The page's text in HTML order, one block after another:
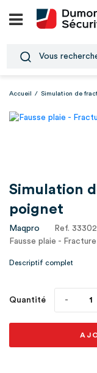
Accueil / Simulation de
Simulation
poignet
Maqpro
Ref.
Fausse plaie -
Descriptif complet
Quantité